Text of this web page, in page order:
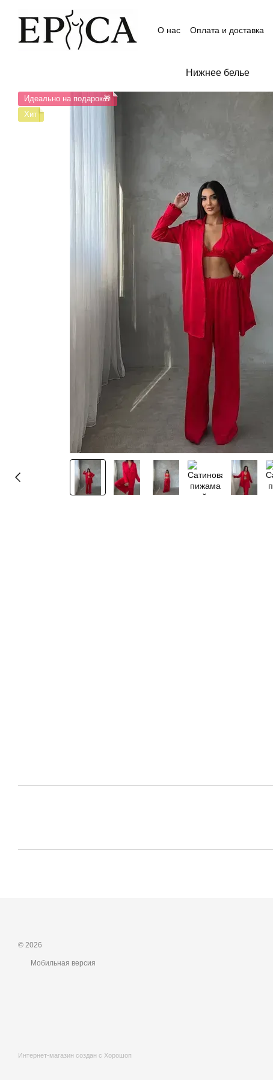
Перейти к основному контенту
О нас Оплата и доставка
Отзывы о магазине
Нижнее белье
Идеально на подарок🎁
Хит
© 2026
Мобильная версия
Интернет-магазин создан с Хорошоп